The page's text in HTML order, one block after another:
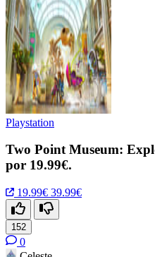
Playstation
Two Point Museum:
por 19.99€.
19.99€ 39.99€
152
0